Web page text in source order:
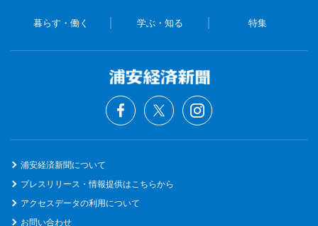
暮らす・働く 学ぶ・知る 特集
浦安経済新聞について
プレスリリース・情報提供はこちらから
アクセスデータの利用について
お問い合わせ